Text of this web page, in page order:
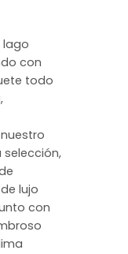
lago
con
todo
selección,
lujo
con